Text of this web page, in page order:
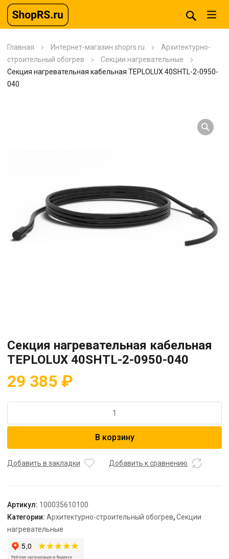
Главная Интернет-магазин shoprs.ru
Архитектурно-
строительный обогрев
Секции нагревательные
Секция нагревательная кабельная TEPLOLUX 40SHTL-2-0950-
040
Секция нагревательная кабельная
TEPLOLUX 40SHTL-2-0950-040
29 385 ₽
Секция
TEPLOLUX
040
В корзину
Добавить в закладки Добавить к сравнению
Артикул: 100035610100
Категории: Архитектурно-строительный обогрев,Секции
нагревательные